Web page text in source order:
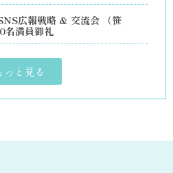
広報戦略 & 交流会 （笹
名満員御礼
っと見る